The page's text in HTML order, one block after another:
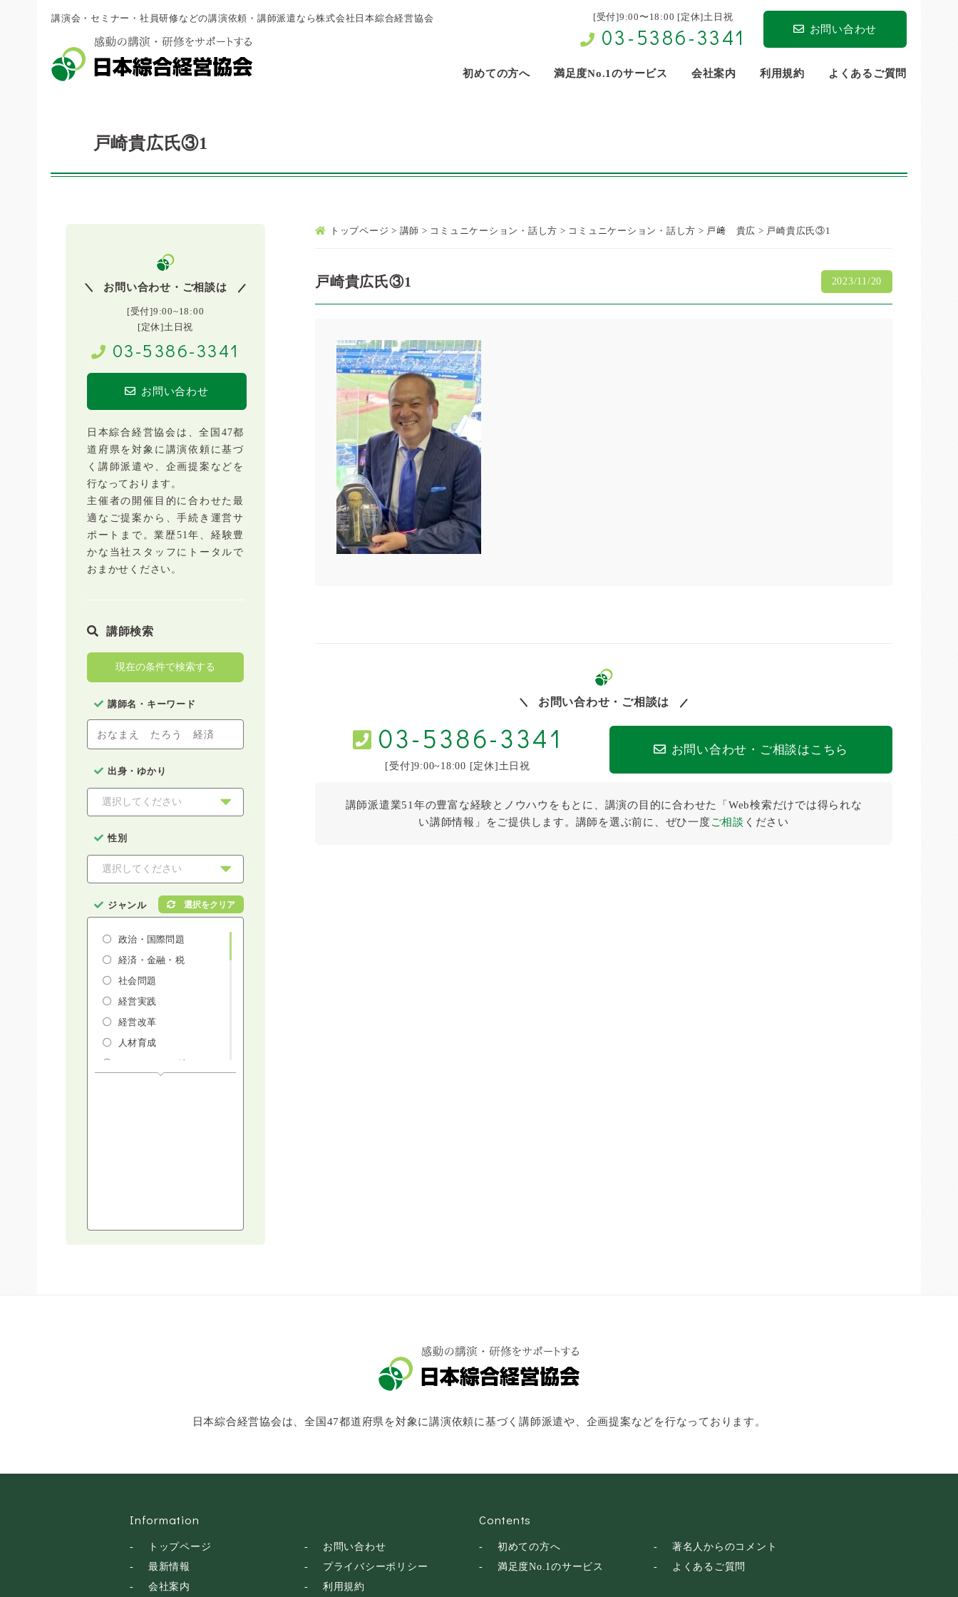
講演会・セミナー・社員研修などの講演依頼・講師派遣なら株式会社日本綜合経営協会 [受付]9:00〜18:00 [定休]土日祝
03-5386-3341 お問い合わせ
初めての方へ 満足度No.1のサービス 会社案内 利用規約 よくあるご質問
戸崎貴広氏③1
トップページ > 講師 > コミュニケーション・話し方 > コミュニケーション・話し方 > 戸﨑 貴広 > 戸崎貴広氏③1
戸崎貴広氏③1 2023/11/20
お問い合わせ・ご相談は
03-5386-3341
[受付]9:00~18:00 [定休]土日祝
お問い合わせ・ご相談はこちら
講師派遣業51年の豊富な経験とノウハウをもとに、講演の目的に合わせた「Web検索だけでは得られな
い講師情報」をご提供します。講師を選ぶ前に、ぜひ⼀度ご相談 ください
お問い合わせ・ご相談は
[受付]9:00~18:00
[定休]土日祝
03-5386-3341
お問い合わせ
日本綜合経営協会は、全国47都
道府県を対象に講演依頼に基づ
く講師派遣や、企画提案などを
行なっております。
主催者の開催目的に合わせた最
適なご提案から、手続き運営サ
ポートまで。業歴51年、経験豊
かな当社スタッフにトータルで
おまかせください。
講師検索
現在の条件で検索する
講師名・キーワード
出身・ゆかり
性別
ジャンル
政治・国際問題
経済・金融・税
社会問題
経営実践
経営改革
人材育成
マーケティング
スポーツ
俳優・タレント・モ
落語・講談・色物
日本綜合経営協会は、全国47都道府県を対象に講演依頼に基づく講師派遣や、企画提案などを行なっております。
Information
トップページ
最新情報
会社案内
お問い合わせ
プライバシーポリシー
利用規約
Contents
初めての方へ
満足度No.1のサービス
著名人からのコメント
よくあるご質問